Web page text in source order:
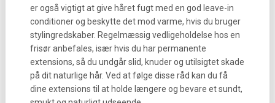
er også vigtigt at give håret fugt med en god leave-in
conditioner og beskytte det mod varme, hvis du bruger
stylingredskaber. Regelmæssig vedligeholdelse hos en
frisør anbefales, især hvis du har permanente
extensions, så du undgår slid, knuder og utilsigtet skade
på dit naturlige hår. Ved at følge disse råd kan du få
dine extensions til at holde længere og bevare et sundt,